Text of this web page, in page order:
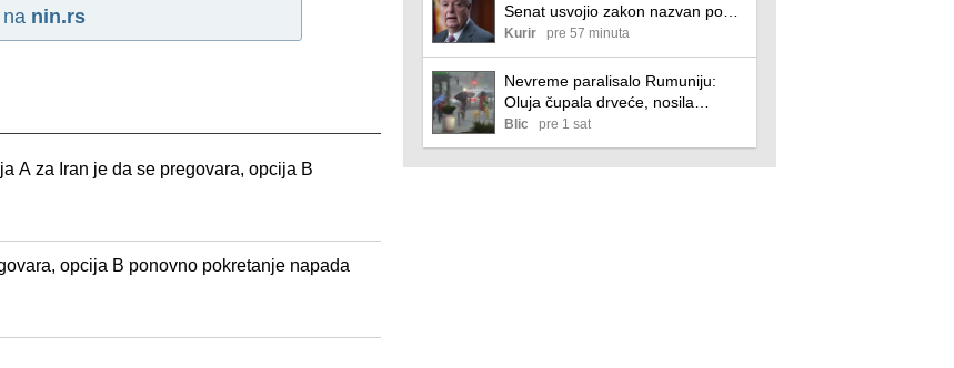
nin.rs
A za Iran je da se pregovara, opcija B
opcija B ponovno pokretanje napada
Senat usvojio zakon nazvan po
pokojnom senatoru Lindziju
Grejemu
Kurir pre 57 minuta
Nevreme paralisalo Rumuniju:
Oluja čupala drveće, nosila
krovove i izazvala poplave
Blic pre 1 sat